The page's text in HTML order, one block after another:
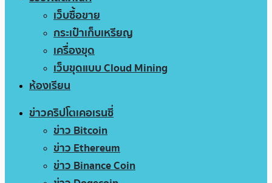
เว็บซื้อขาย
กระเป๋าเก็บเหรียญ
เครื่องขุด
เว็บขุดแบบ Cloud Mining
ห้องเรียน
ข่าวคริปโตเคอเรนซี่
ข่าว Bitcoin
ข่าว Ethereum
ข่าว Binance Coin